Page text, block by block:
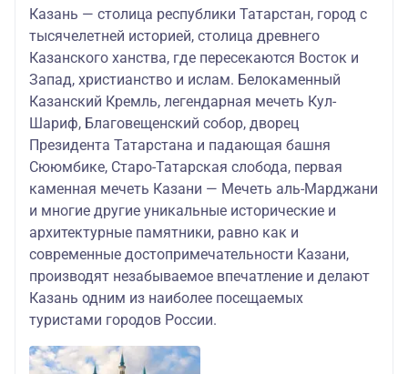
Казань — столица республики Татарстан, город с
тысячелетней историей, столица древнего
Казанского ханства, где пересекаются Восток и
Запад, христианство и ислам. Белокаменный
Казанский Кремль, легендарная мечеть Кул-
Шариф, Благовещенский собор, дворец
Президента Татарстана и падающая башня
Сююмбике, Старо-Татарская слобода, первая
каменная мечеть Казани — Мечеть аль-Марджани
и многие другие уникальные исторические и
архитектурные памятники, равно как и
современные достопримечательности Казани,
производят незабываемое впечатление и делают
Казань одним из наиболее посещаемых
туристами городов России.